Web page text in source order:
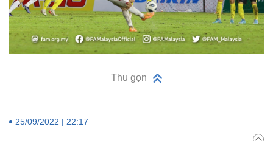
Thu gọn
25/09/2022 | 22:17